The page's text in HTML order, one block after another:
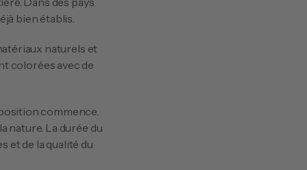
bien établis.
colorées avec de
nature. La durée du
et de la qualité du